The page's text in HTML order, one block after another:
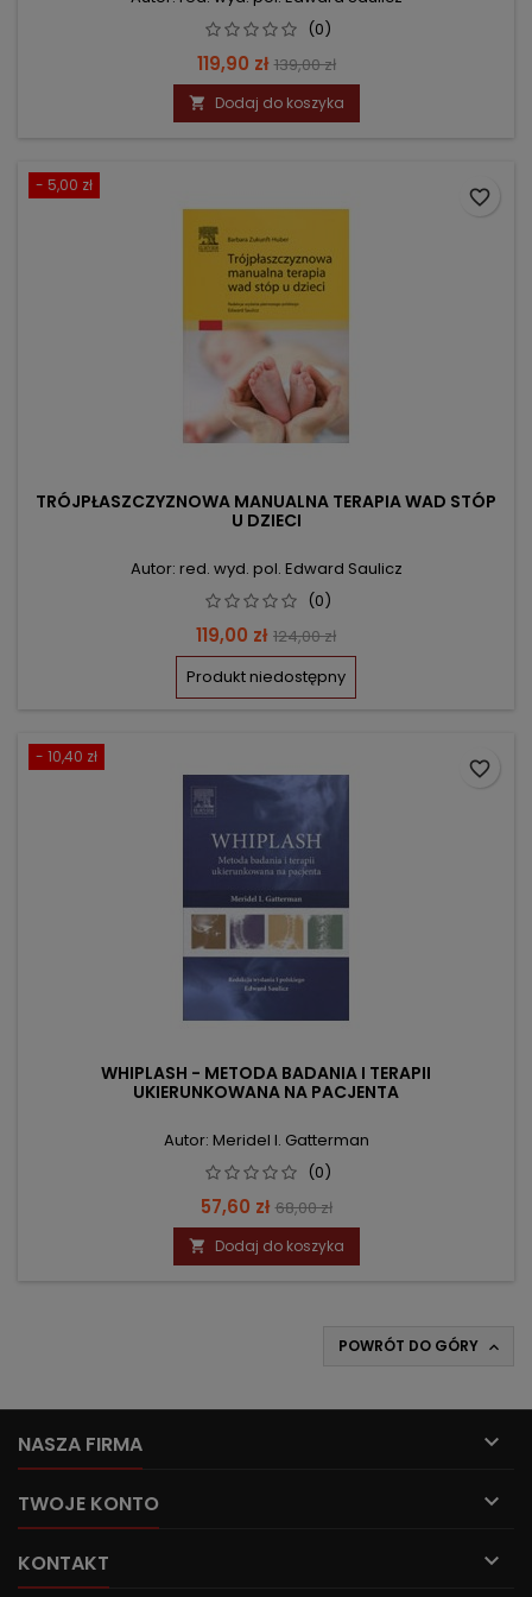
(0)
Cena
119,90 zł Cena
podstawowa
139,00 zł
 Dodaj do koszyka
- 5,00 zł
TRÓJPŁASZCZYZNOWA MANUALNA TERAPIA WAD STÓP
U DZIECI
Autor: red. wyd. pol. Edward Saulicz
(0)
Cena
119,00 zł Cena
podstawowa
124,00 zł
Produkt niedostępny
favorite_border
- 10,40 zł
WHIPLASH - METODA BADANIA I TERAPII
UKIERUNKOWANA NA PACJENTA
Autor: Meridel I. Gatterman
(0)
Cena
57,60 zł Cena
podstawowa
68,00 zł
 Dodaj do koszyka
favorite_border
POWRÓT DO GÓRY 
NASZA FIRMA 
TWOJE KONTO 
KONTAKT 